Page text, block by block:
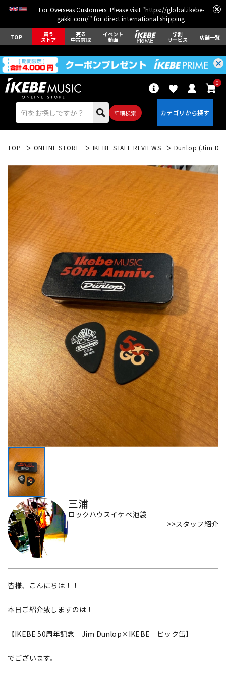
For Overseas Customers: Please visit "https://global.ikebe-
gakki.com/" for direct international shipping.
TOP 買う
ストア
売る
中古買取
イベント
動画
学割
サービス 店舗一覧
詳細検索
0
エレキギター アコギ/エレアコ
ベース ウクレレ
ドラム パーカッション
キーボード 電子ピアノ
管楽器 その他楽器
アンプ エフェクター
DJ機器
DTM オンライン納品
中古 ヴィンテージ
TOP ONLINE STORE IKEBE STAFF REVIEWS Dunlop (Jim
三浦
ロックハウスイケベ池袋
>>スタッフ紹介
皆様、こんにちは！！
本日ご紹介致しますのは！
【IKEBE 50周年記念 Jim Dunlop×IKEBE ピック缶】
でございます。